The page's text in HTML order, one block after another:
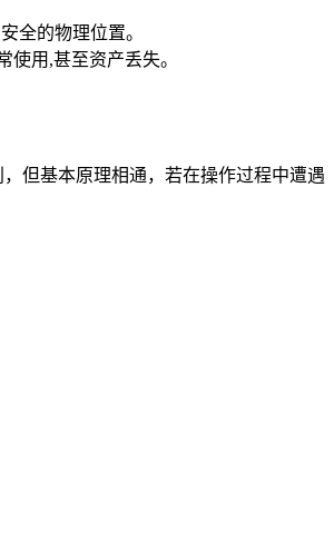
全的物理位置。
用,甚至资产丢失。
但基本原理相通，若在操作过程中遭遇